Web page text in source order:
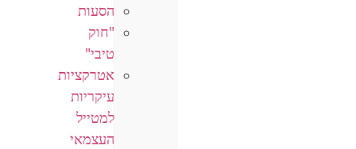
הסעות
"חוק
טיבי"
אטרקציות
עיקריות
למטייל
העצמאי